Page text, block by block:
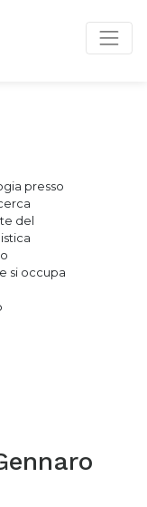
presso
del
si occupa